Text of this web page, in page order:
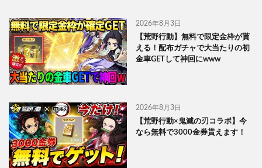
2026年8月3日
【荒野行動】無料で限定金枠が貰
える！配布ガチャで大当たりの初
金車GETして神回にwww
2026年8月3日
【荒野行動×鬼滅の刃コラボ】今
なら無料で3000金券貰えます！